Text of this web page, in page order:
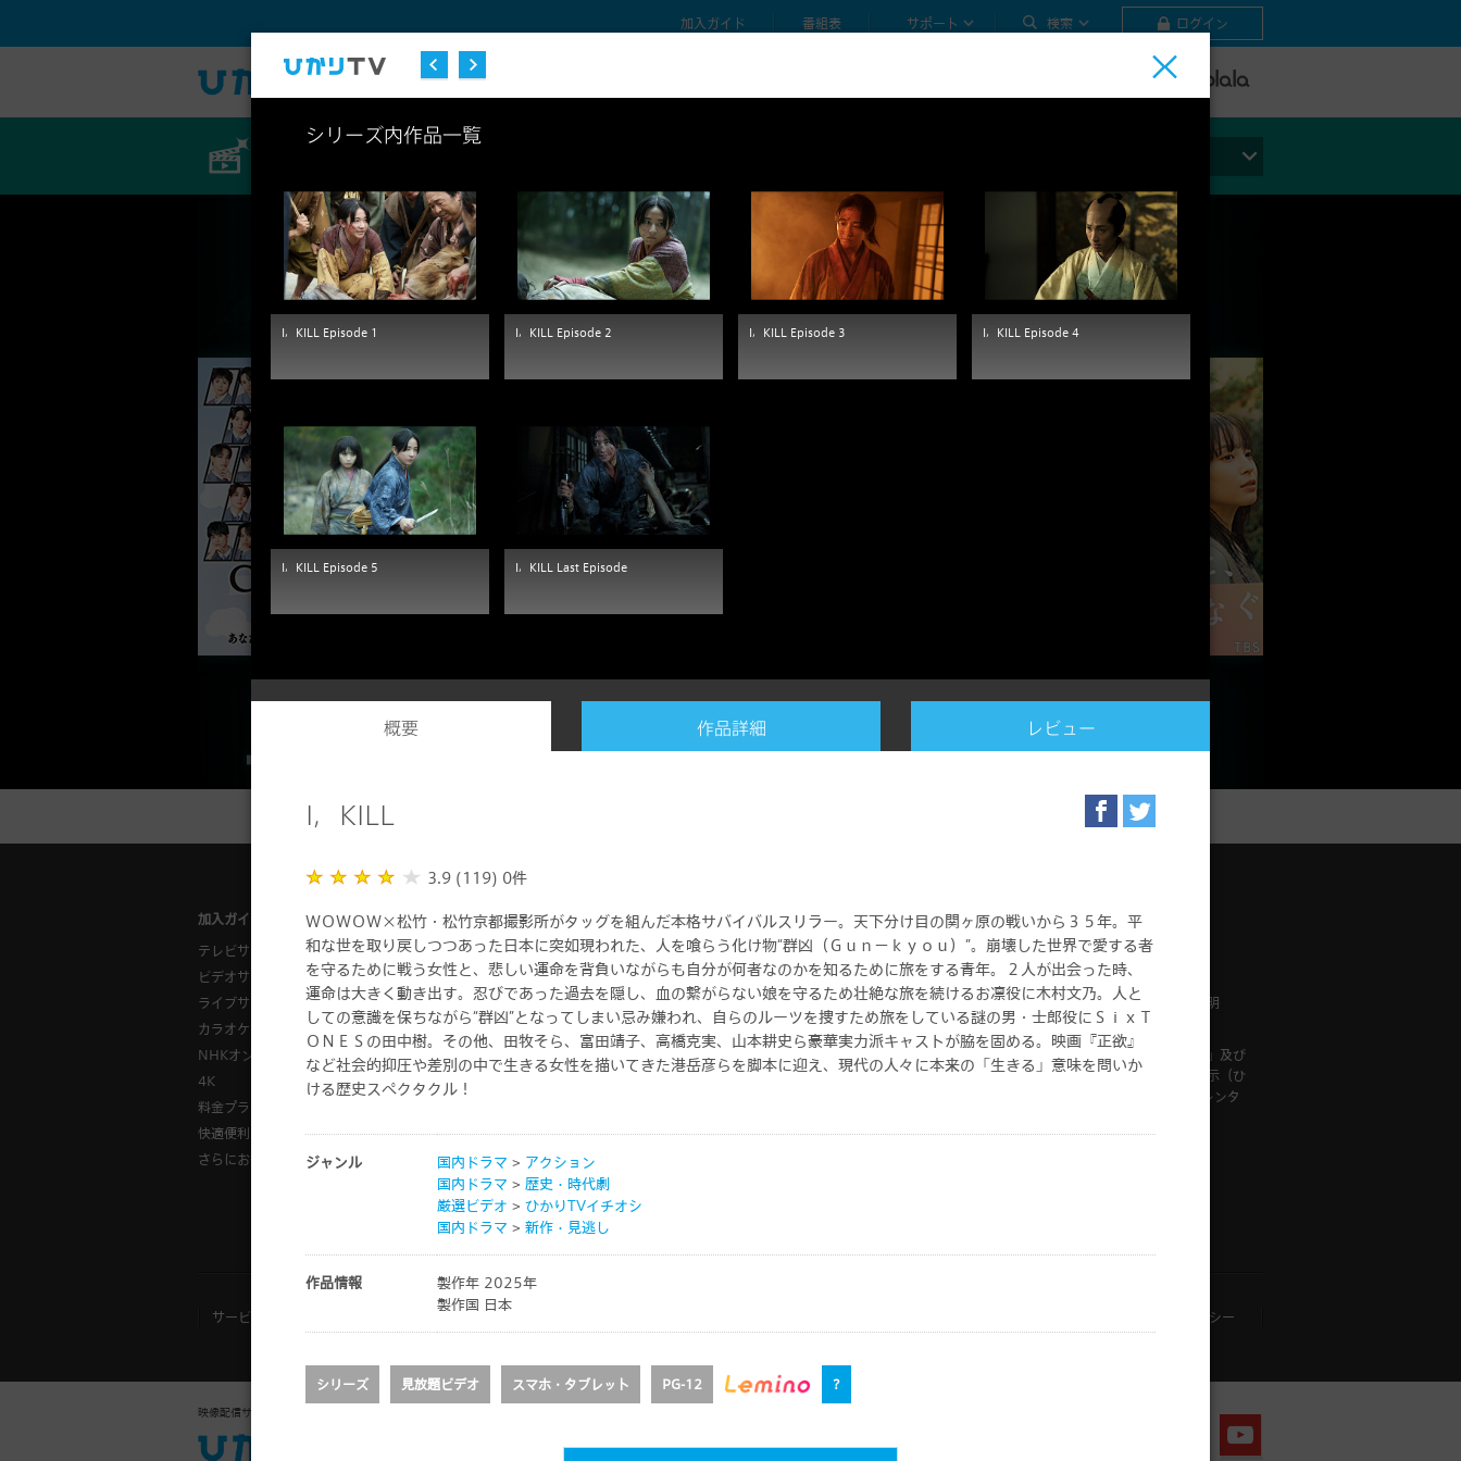
検索
加入ガイド 番組表 サポート ログイン
ライブ
ビデオ
シリーズ内作品一覧
I，KILL Episode 1 I，KILL Episode 2 I，KILL Episode 3 I，KILL Episode 4
I，KILL Episode 5 I，KILL Last Episode
概要 作品詳細 レビュー
I，KILL
3.9 (119) 0件
ＷＯＷＯＷ×松竹・松竹京都撮影所がタッグを組んだ本格サバイバルスリラー。天下分け目の関ヶ原の戦いから３５年。平
和な世を取り戻しつつあった日本に突如現われた、人を喰らう化け物“群凶（Ｇｕｎ－ｋｙｏｕ）”。崩壊した世界で愛する者
を守るために戦う女性と、悲しい運命を背負いながらも自分が何者なのかを知るために旅をする青年。２人が出会った時、
運命は大きく動き出す。忍びであった過去を隠し、血の繋がらない娘を守るため壮絶な旅を続けるお凛役に木村文乃。人と
しての意識を保ちながら“群凶”となってしまい忌み嫌われ、自らのルーツを捜すため旅をしている謎の男・士郎役にＳｉｘＴ
ＯＮＥＳの田中樹。その他、田牧そら、富田靖子、高橋克実、山本耕史ら豪華実力派キャストが脇を固める。映画『正欲』
など社会的抑圧や差別の中で生きる女性を描いてきた港岳彦らを脚本に迎え、現代の人々に本来の「生きる」意味を問いか
ける歴史スペクタクル！
ジャンル 国内ドラマ > アクション
国内ドラマ > 歴史・時代劇
厳選ビデオ > ひかりTVイチオシ
国内ドラマ > 新作・見逃し
作品情報
製作年 2025年
製作国 日本
シリーズ 見放題ビデオ スマホ・タブレット PG-12 ?
加入ガイド
テレビサービス
ビデオサービス
ライブサービス
カラオケサービス
NHKオンデマンド
4K
料金プラントップ
快適便利に
さらにお得
ご利用ガイド
対応チューナー
様々な視聴方法
ひかりＴＶのアプリ
「ひかりＴＶビデオ」アプリ
録画方法
コンテンツ
テレビ
ビデオ
ライブ
番組表
DAZN（ダゾーン）見るならひか
りＴＶ
マイページ
テレビ・ビデオマイページ
MyひかりＴＶ
※「MyひかりＴＶ」は「専門チ
ャンネル・ビデオプラン」「専門
チャンネルプラン」「基本プラ
ン」のお客さまはご利用できませ
サポート
サポートトップ
メンテナンス・故障情報
「ひかりＴＶ」重要事項説明
提供事業者等に関する表示
「特定商取引に関する法律」及び
「古物営業法」に基づく表示（ひ
かりＴＶ対応録画用HDD レンタ
『ひかりＴＶ』のテレビサービスは
サービスご利用規約 お客さまご利用端末からの情報の外部送信について アプリケーション・プライバシーポリシー
映像配信サービス